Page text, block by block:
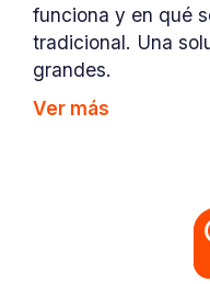
funciona y en qué
tradicional. Una
grandes.
Ver más